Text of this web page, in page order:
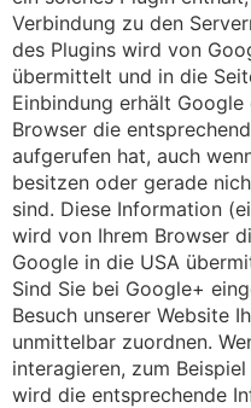
Verbindung zu den
des Plugins wird von
übermittelt und in die
Einbindung erhält
Browser die
aufgerufen hat, auch
besitzen oder gerade
sind. Diese Information
wird von Ihrem Browser
Google in die USA
Sind Sie bei Google+
Besuch unserer Website
unmittelbar zuordnen.
interagieren, zum
wird die entsprechende